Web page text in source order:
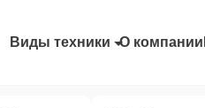
Виды техники О компании